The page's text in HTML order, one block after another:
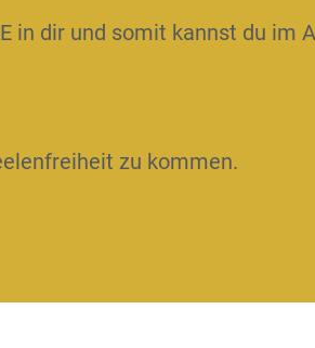
in dir und somit kannst du im
zu kommen.